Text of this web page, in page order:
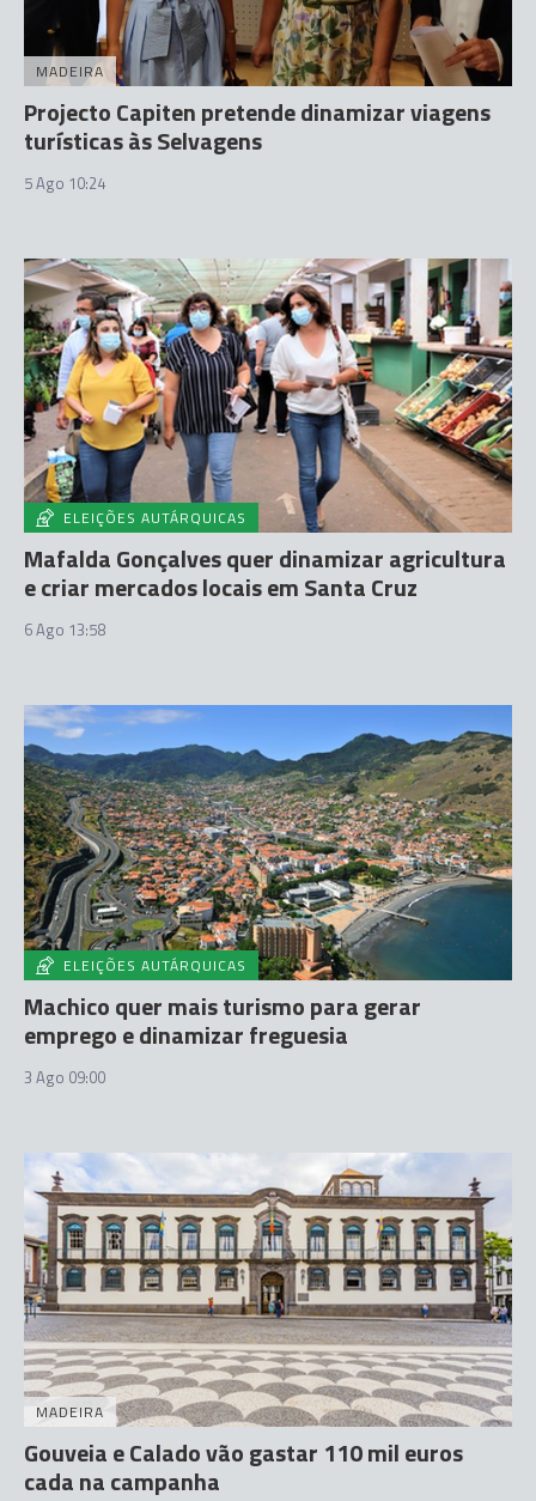
MADEIRA
Projecto Capiten pretende dinamizar viagens
turísticas às Selvagens
5 Ago 10:24
ELEIÇÕES AUTÁRQUICAS
Mafalda Gonçalves quer dinamizar agricultura
e criar mercados locais em Santa Cruz
6 Ago 13:58
ELEIÇÕES AUTÁRQUICAS
Machico quer mais turismo para gerar
emprego e dinamizar freguesia
3 Ago 09:00
MADEIRA
Gouveia e Calado vão gastar 110 mil euros
cada na campanha